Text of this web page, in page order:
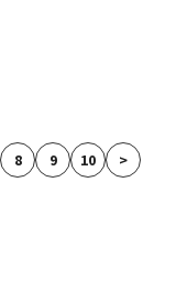
8 9 10 >